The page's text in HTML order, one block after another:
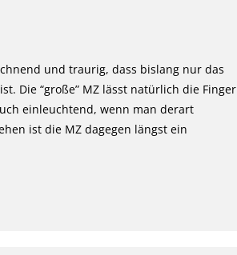
und traurig, dass bislang nur das
Die “große” MZ lässt natürlich die Finger
einleuchtend, wenn man derart
ist die MZ dagegen längst ein